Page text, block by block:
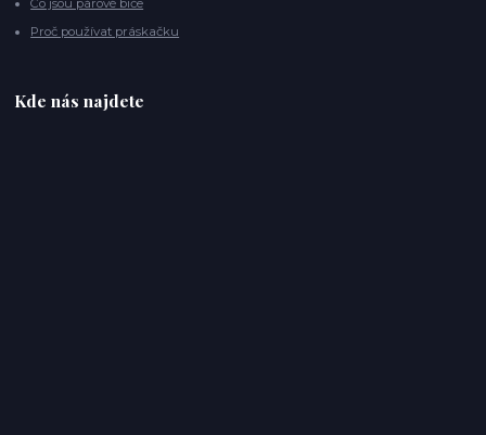
Proč používat práskačku
Kde nás najdete